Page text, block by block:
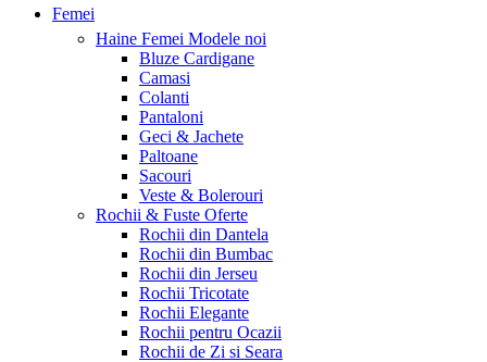
Femei
Haine Femei Modele noi
Bluze Cardigane
Camasi
Colanti
Pantaloni
Geci & Jachete
Paltoane
Sacouri
Veste & Bolerouri
Rochii & Fuste Oferte
Rochii din Dantela
Rochii din Bumbac
Rochii din Jerseu
Rochii Tricotate
Rochii Elegante
Rochii pentru Ocazii
Rochii de Zi si Seara